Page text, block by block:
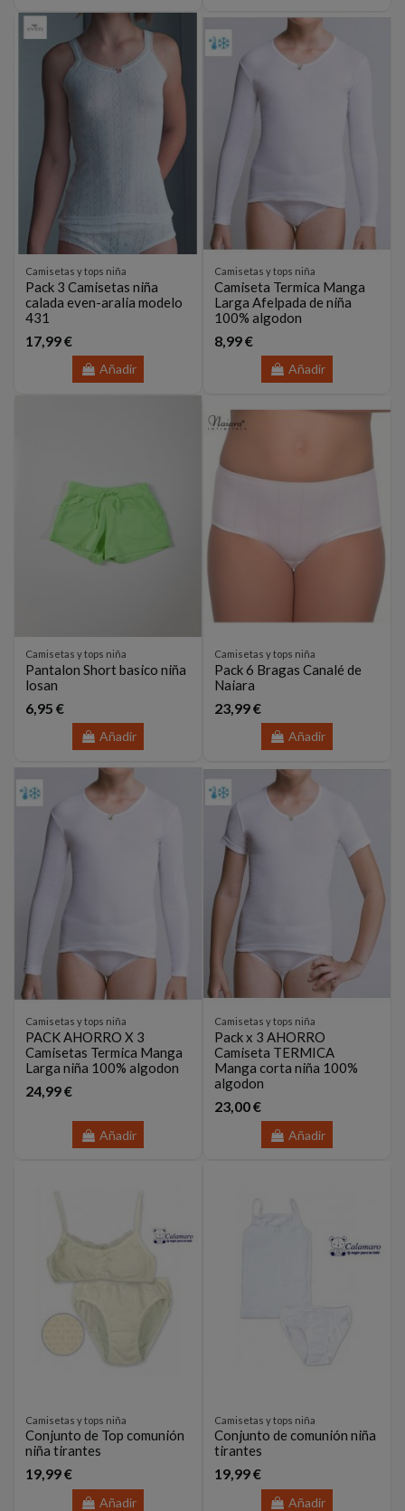
Camisetas y tops niña
Pack 3 Camisetas niña
calada even-aralia modelo
431
17,99 €
Añadir
Camisetas y tops niña
Camiseta Termica Manga
Larga Afelpada de niña
100% algodon
8,99 €
Añadir
Camisetas y tops niña
Pantalon Short basico niña
losan
6,95 €
Añadir
Camisetas y tops niña
Pack 6 Bragas Canalé de
Naiara
23,99 €
Añadir
Camisetas y tops niña
PACK AHORRO X 3
Camisetas Termica Manga
Larga niña 100% algodon
24,99 €
Añadir
Camisetas y tops niña
Pack x 3 AHORRO
Camiseta TERMICA
Manga corta niña 100%
algodon
23,00 €
Añadir
Camisetas y tops niña
Conjunto de Top comunión
niña tirantes
19,99 €
Añadir
Camisetas y tops niña
Conjunto de comunión niña
tirantes
19,99 €
Añadir